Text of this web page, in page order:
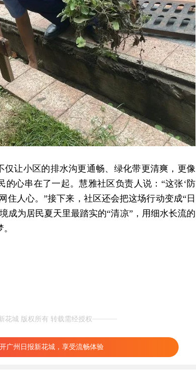
仅让小区的排水沟更通畅、绿化带更清爽，更像
的心串在了一起。慧雅社区负责人说：“这张‘防
住人心。”接下来，社区还会把这场行动变成“日
成为居民夏天里最踏实的“清凉”，用细水长流的
花城 版权所有 转载需经授权
广州日报新花城，享受流畅体验